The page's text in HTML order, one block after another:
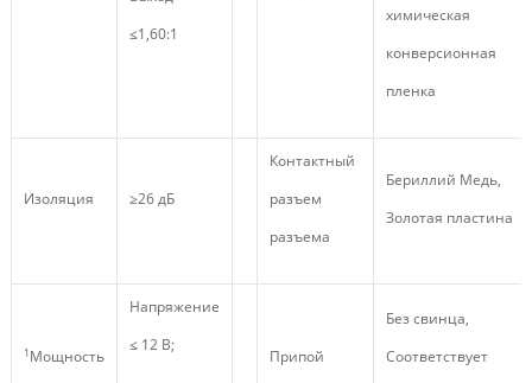
≤1,60:1
химическая
конверсионная
пленка
Изоляция ≥26 дБ
Контактный
разъем
разъема
Бериллий Медь,
Золотая пластина
1 Мощность
Напряжение
≤ 12 В;
Припой
Без свинца,
Соответствует